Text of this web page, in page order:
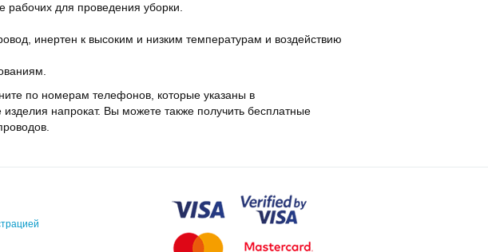
рабочих для проведения уборки.
инертен к высоким и низким температурам и воздействию
по номерам телефонов, которые указаны в
напрокат. Вы можете также получить бесплатные